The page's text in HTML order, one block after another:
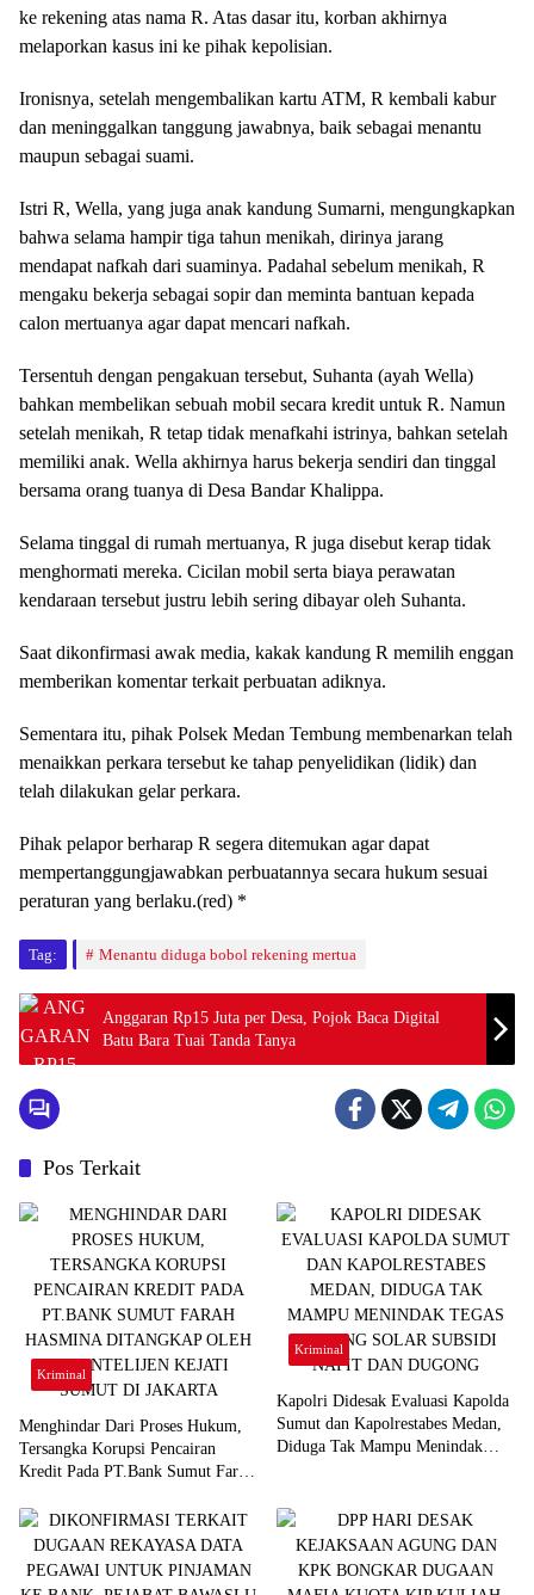
ke rekening atas nama R. Atas dasar itu, korban akhirnya
melaporkan kasus ini ke pihak kepolisian.
Ironisnya, setelah mengembalikan kartu ATM, R kembali kabur
dan meninggalkan tanggung jawabnya, baik sebagai menantu
maupun sebagai suami.
Istri R, Wella, yang juga anak kandung Sumarni, mengungkapkan
bahwa selama hampir tiga tahun menikah, dirinya jarang
mendapat nafkah dari suaminya. Padahal sebelum menikah, R
mengaku bekerja sebagai sopir dan meminta bantuan kepada
calon mertuanya agar dapat mencari nafkah.
Tersentuh dengan pengakuan tersebut, Suhanta (ayah Wella)
bahkan membelikan sebuah mobil secara kredit untuk R. Namun
setelah menikah, R tetap tidak menafkahi istrinya, bahkan setelah
memiliki anak. Wella akhirnya harus bekerja sendiri dan tinggal
bersama orang tuanya di Desa Bandar Khalippa.
Selama tinggal di rumah mertuanya, R juga disebut kerap tidak
menghormati mereka. Cicilan mobil serta biaya perawatan
kendaraan tersebut justru lebih sering dibayar oleh Suhanta.
Saat dikonfirmasi awak media, kakak kandung R memilih enggan
memberikan komentar terkait perbuatan adiknya.
Sementara itu, pihak Polsek Medan Tembung membenarkan telah
menaikkan perkara tersebut ke tahap penyelidikan (lidik) dan
telah dilakukan gelar perkara.
Pihak pelapor berharap R segera ditemukan agar dapat
mempertanggungjawabkan perbuatannya secara hukum sesuai
peraturan yang berlaku.(red) *
Tag: Menantu diduga bobol rekening mertua
Anggaran Rp15 Juta per Desa, Pojok Baca Digital
Batu Bara Tuai Tanda Tanya
Pos Terkait
Kriminal
Menghindar Dari Proses Hukum,
Tersangka Korupsi Pencairan
Kredit Pada PT.Bank Sumut Farah
Intelijen Kejati Sumut Di Jakarta
Kriminal
Kapolri Didesak Evaluasi Kapolda
Sumut dan Kapolrestabes Medan,
Diduga Tak Mampu Menindak